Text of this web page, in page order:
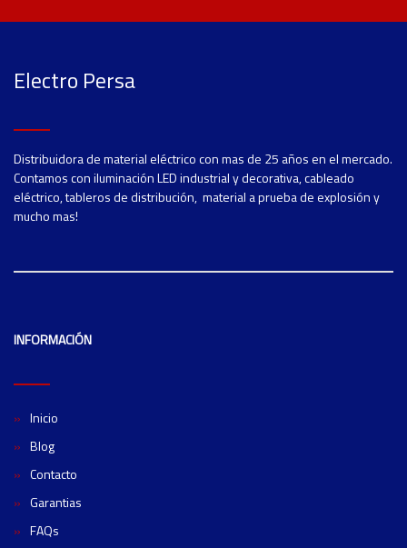
Electro Persa
Distribuidora de material eléctrico con mas de 25 años en el mercado.
Contamos con iluminación LED industrial y decorativa, cableado
eléctrico, tableros de distribución, material a prueba de explosión y
mucho mas!
INFORMACIÓN
Inicio
Blog
Contacto
Garantias
FAQs